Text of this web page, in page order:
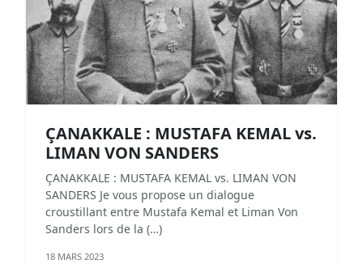
ÇANAKKALE : MUSTAFA KEMAL vs.
LIMAN VON SANDERS
ÇANAKKALE : MUSTAFA KEMAL vs. LIMAN VON
SANDERS Je vous propose un dialogue
croustillant entre Mustafa Kemal et Liman Von
Sanders lors de la (…)
18 MARS 2023